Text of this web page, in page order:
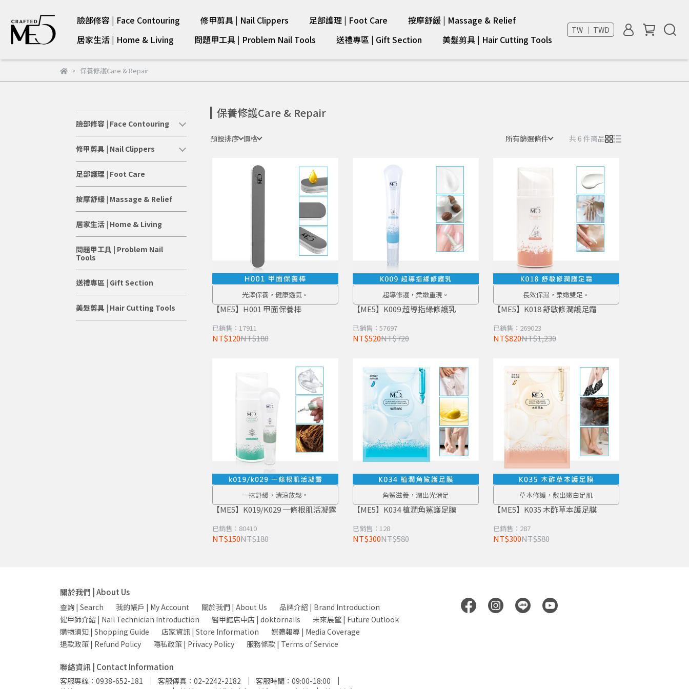
臉部修容 | Face Contouring 修甲剪具 | Nail Clippers 足部護理 | Foot Care
按摩舒緩 | Massage & Relief
居家生活 | Home & Living
問題甲工具 | Problem Nail Tools 送禮專區 | Gift Section 美髮剪具 | Hair Cutting Tools
TW ｜ TWD
保養修護Care & Repair
臉部修容 | Face Contouring
修甲剪具 | Nail Clippers
足部護理 | Foot Care
按摩舒緩 | Massage & Relief
居家生活 | Home & Living
問題甲工具 | Problem Nail
Tools
送禮專區 | Gift Section
美髮剪具 | Hair Cutting Tools
保養修護Care & Repair
預設排序 價格 所有篩選條件 共 6 件商品
光澤保養，健康透氣。
【ME5】H001 甲面保養棒
已銷售：17911
NT$120NT$180
超導修護，柔嫩重現。
【ME5】K009 超導指緣修護乳
已銷售：57697
NT$520NT$720
長效保濕，柔嫩雙足。
【ME5】K018 舒敏修潤護足霜
已銷售：269023
NT$820NT$1,230
一抹舒緩，清涼放鬆。
【ME5】K019/K029 一條根肌活凝露
已銷售：80410
NT$150NT$180
角鯊滋養，潤出光滑足
【ME5】K034 植潤角鯊護足膜
已銷售：128
NT$300NT$580
草本修護，敷出嫩白足肌
【ME5】K035 木酢草本護足膜
已銷售：287
NT$300NT$580
關於我們 | About Us
查詢 | Search 我的帳戶 | My Account 關於我們 | About Us
品牌介紹 | Brand Introduction
健甲師介紹 | Nail Technician Introduction
醫甲館店中店 | doktornails
未來展望 | Future Outlook
購物須知 | Shopping Guide
店家資訊 | Store Information
媒體報導 | Media Coverage
退款政策 | Refund Policy
隱私政策 | Privacy Policy 服務條款 | Terms of Service
聯絡資訊 | Contact Information
客服專線：0938-652-181 客服傳真：02-2242-2182
客服時間：09:00-18:00